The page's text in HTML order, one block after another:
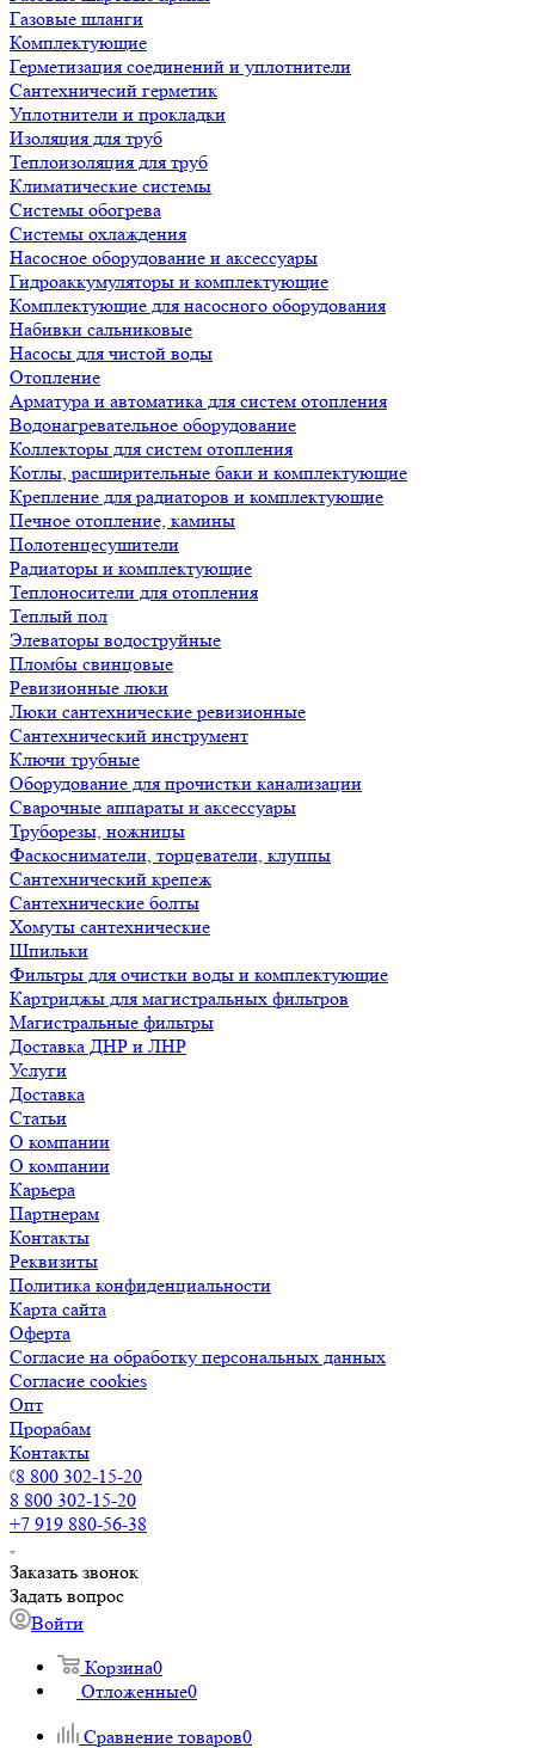
Газовые шланги
Комплектующие
Герметизация соединений и уплотнители
Сантехничесий герметик
Уплотнители и прокладки
Изоляция для труб
Теплоизоляция для труб
Климатические системы
Системы обогрева
Системы охлаждения
Насосное оборудование и аксессуары
Гидроаккумуляторы и комплектующие
Комплектующие для насосного оборудования
Набивки сальниковые
Насосы для чистой воды
Отопление
Арматура и автоматика для систем отопления
Водонагревательное оборудование
Коллекторы для систем отопления
Котлы, расширительные баки и комплектующие
Крепление для радиаторов и комплектующие
Печное отопление, камины
Полотенцесушители
Радиаторы и комплектующие
Теплоносители для отопления
Теплый пол
Элеваторы водоструйные
Пломбы свинцовые
Ревизионные люки
Люки сантехнические ревизионные
Сантехнический инструмент
Ключи трубные
Оборудование для прочистки канализации
Сварочные аппараты и аксессуары
Труборезы, ножницы
Фаскосниматели, торцеватели, клуппы
Сантехнический крепеж
Сантехнические болты
Хомуты сантехнические
Шпильки
Фильтры для очистки воды и комплектующие
Картриджы для магистральных фильтров
Магистральные фильтры
Доставка ДНР и ЛНР
Услуги
Доставка
Статьи
О компании
О компании
Карьера
Партнерам
Контакты
Реквизиты
Политика конфиденциальности
Карта сайта
Оферта
Согласие на обработку персональных данных
Согласие cookies
Опт
Прорабам
Контакты
8 800 302-15-20
8 800 302-15-20
+7 919 880-56-38
Заказать звонок
Задать вопрос
Войти
Корзина0
Отложенные0
Сравнение товаров0